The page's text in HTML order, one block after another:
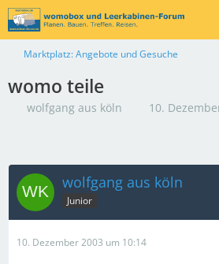
Marktplatz: Angebote und Gesuche
womo teile
wolfgang aus köln 10.
wolfgang aus köln
Junior
10. Dezember 2003 um 10:14